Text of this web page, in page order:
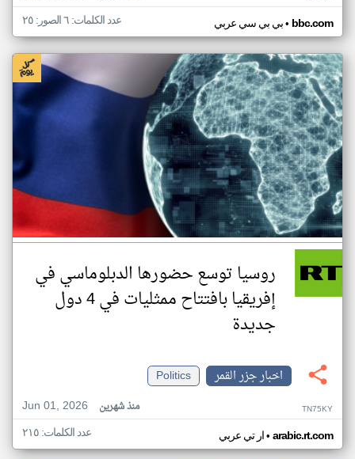
بي بي سي عربي• bbc.com عدد الكلمات: ٦ الصور: ٢٥
روسيا توسع حضورها الدبلوماسي في
إفريقيا بافتتاح ممثليات في 4 دول
جديدة
اخبار جزر القمر
Politics
Jun 01, 2026
منذ شهرين TN75KY
ار تي عربي• arabic.rt.com عدد الكلمات: ٢١٥